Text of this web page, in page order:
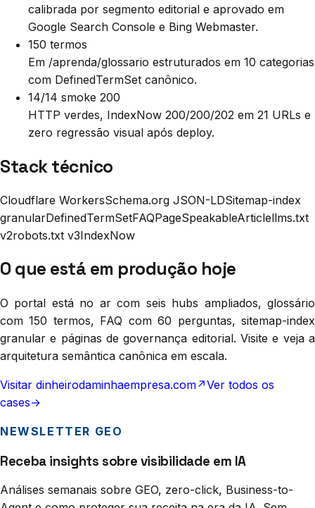
calibrada por segmento editorial e aprovado em
Google Search Console e Bing Webmaster.
150 termos
Em /aprenda/glossario estruturados em 10 categorias
com DefinedTermSet canônico.
14/14 smoke 200
HTTP verdes, IndexNow 200/200/202 em 21 URLs e
zero regressão visual após deploy.
Stack técnico
Cloudflare WorkersSchema.org JSON-LDSitemap-index
granularDefinedTermSetFAQPageSpeakableArticlellms.txt
v2robots.txt v3IndexNow
O que está em produção hoje
O portal está no ar com seis hubs ampliados, glossário
com 150 termos, FAQ com 60 perguntas, sitemap-index
granular e páginas de governança editorial. Visite e veja a
arquitetura semântica canônica em escala.
Visitar dinheirodaminhaempresa.com↗Ver todos os
cases→
NEWSLETTER GEO
Receba insights sobre visibilidade em IA
Análises semanais sobre GEO, zero-click, Business-to-